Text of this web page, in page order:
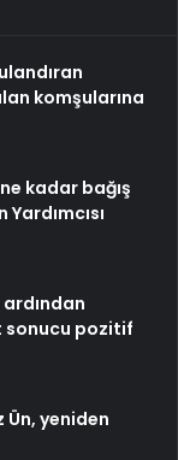
komşularına
kadar bağış
sonucu pozitif
Ün, yeniden